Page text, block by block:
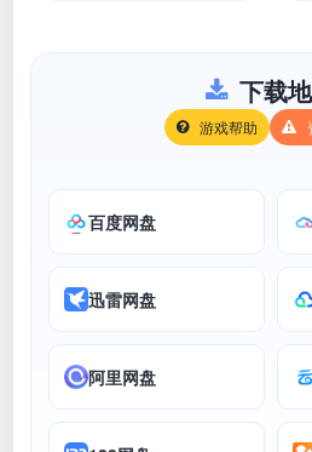
下载
游戏帮助
百度网盘
迅雷网盘
阿里网盘